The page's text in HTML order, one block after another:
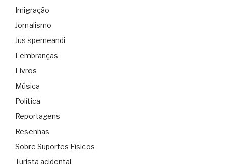
Imigração
Jornalismo
Jus sperneandi
Lembranças
Livros
Música
Política
Reportagens
Resenhas
Sobre Suportes Físicos
Turista acidental